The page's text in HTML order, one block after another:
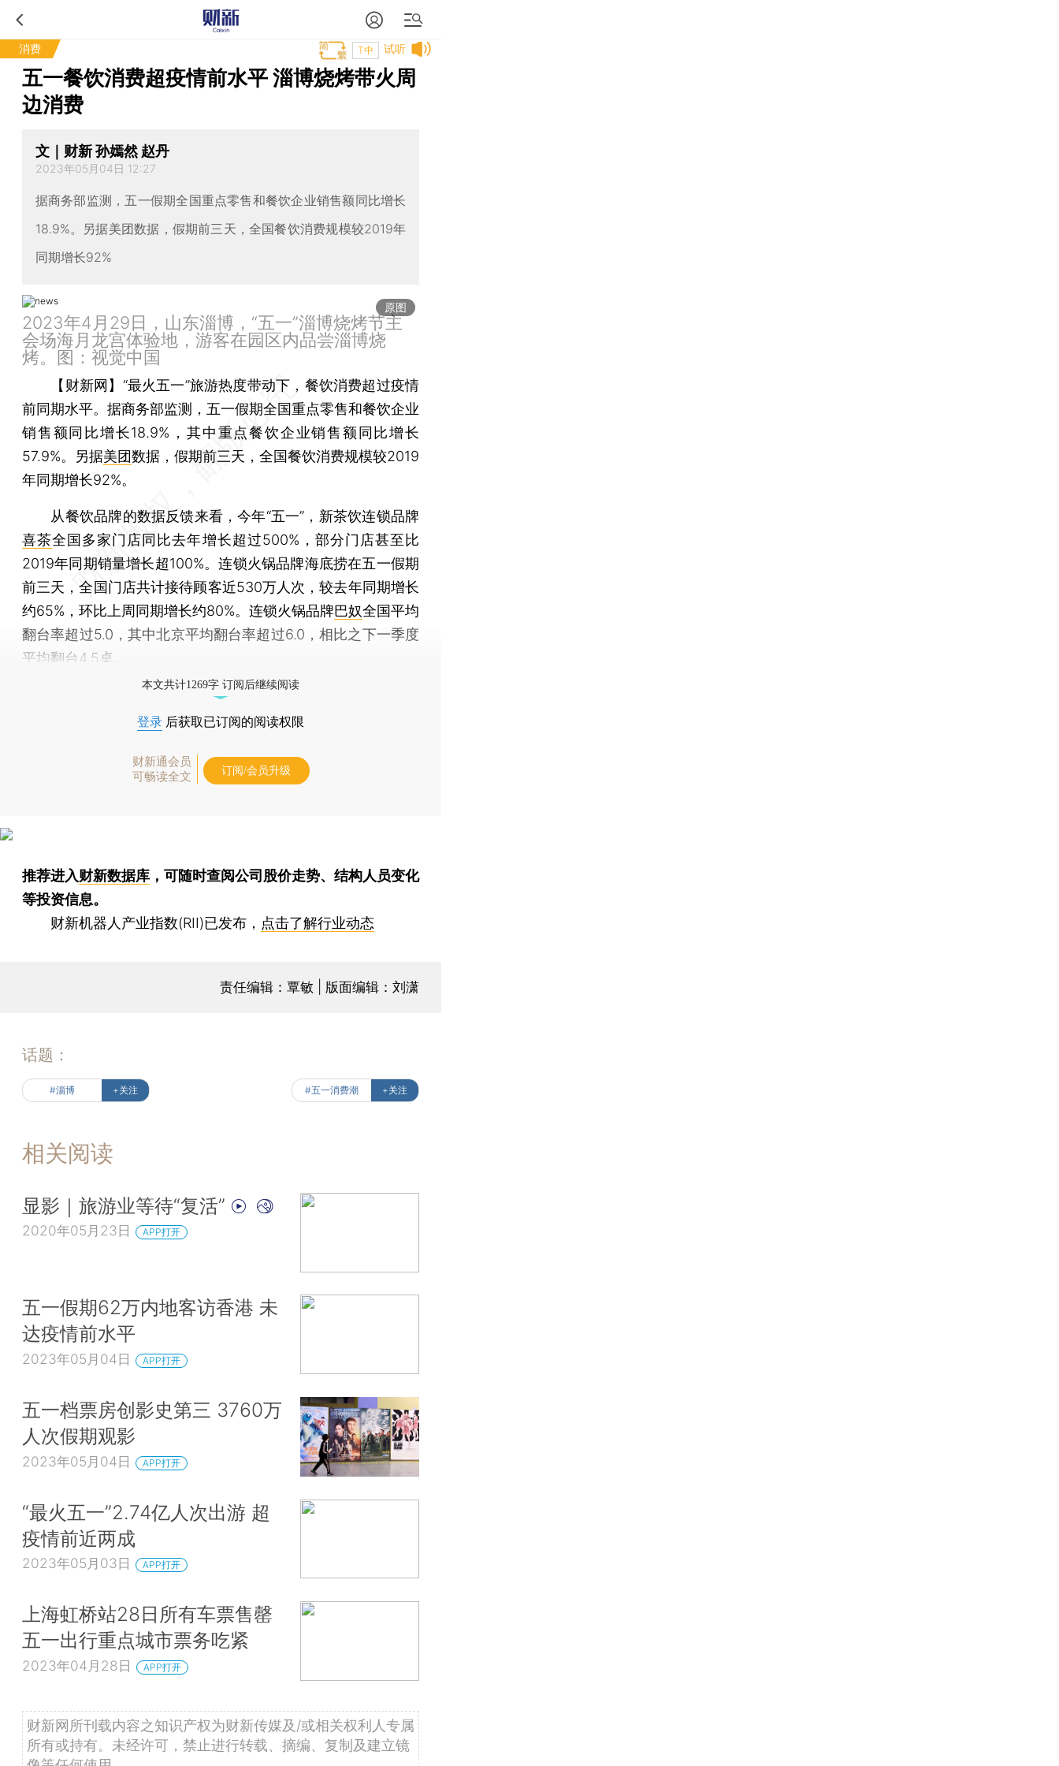
消费 试听
T中
五一餐饮消费超疫情前水平 淄博烧烤带火周
边消费
文｜财新 孙嫣然 赵丹
2023年05月04日 12:27
据商务部监测，五一假期全国重点零售和餐饮企业销售额同比增长
18.9%。另据美团数据，假期前三天，全国餐饮消费规模较2019年
同期增长92%
原图
2023年4月29日，山东淄博，“五一”淄博烧烤节主
会场海月龙宫体验地，游客在园区内品尝淄博烧
烤。图：视觉中国
【财新网】 “最火五一”旅游热度带动下，餐饮消费超过疫情
前同期水平。据商务部监测，五一假期全国重点零售和餐饮企业
销售额同比增长18.9%，其中重点餐饮企业销售额同比增长
57.9%。另据美团数据，假期前三天，全国餐饮消费规模较2019
年同期增长92%。
从餐饮品牌的数据反馈来看，今年“五一”，新茶饮连锁品牌
喜茶全国多家门店同比去年增长超过500%，部分门店甚至比
2019年同期销量增长超100%。连锁火锅品牌海底捞在五一假期
前三天，全国门店共计接待顾客近530万人次，较去年同期增长
约65%，环比上周同期增长约80%。连锁火锅品牌巴奴全国平均
翻台率超过5.0，其中北京平均翻台率超过6.0，相比之下一季度
平均翻台4.5桌。
本文共计1269字 订阅后继续阅读
登录 后获取已订阅的阅读权限
财新通会员
可畅读全文
订阅/会员升级
推荐进入财新数据库 ，可随时查阅公司股价走势、结构人员变化
等投资信息。
财新机器人产业指数(RII)已发布， 点击了解行业动态
责任编辑：覃敏 | 版面编辑：刘潇
话题：
#淄博 +关注 #五一消费潮 +关注
相关阅读
显影｜旅游业等待“复活”
2020年05月23日 APP打开
五一假期62万内地客访香港 未
达疫情前水平
2023年05月04日 APP打开
五一档票房创影史第三 3760万
人次假期观影
2023年05月04日 APP打开
“最火五一”2.74亿人次出游 超
疫情前近两成
2023年05月03日 APP打开
上海虹桥站28日所有车票售罄
五一出行重点城市票务吃紧
2023年04月28日 APP打开
财新网所刊载内容之知识产权为财新传媒及/或相关权利人专属
所有或持有。未经许可，禁止进行转载、摘编、复制及建立镜